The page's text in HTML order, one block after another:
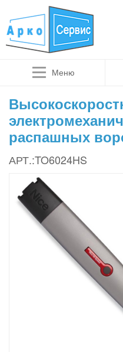
Меню
распашных
АРТ.:TO6024HS